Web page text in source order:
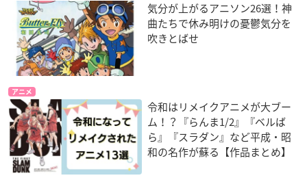
気分が上がるアニソン26選！神
曲たちで休み明けの憂鬱気分を
吹きとばせ
アニメ
令和はリメイクアニメが大ブー
ム！？『らんま1/2』『ベルば
ら』『スラダン』など平成・昭
和の名作が蘇る【作品まとめ】